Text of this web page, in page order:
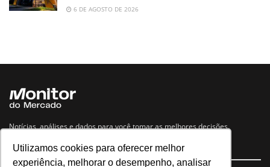
Utilizamos cookies para oferecer melhor
experiência, melhorar o desempenho, analisar
6 DE AGOSTO DE 2026
Notícias, análises e dados para você tomar as melhores decisões.
Navegue no site